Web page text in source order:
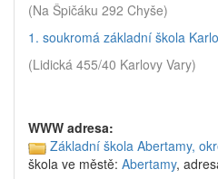
(Na Špičáku 292 Chyše)
1. soukromá základní škola
(Lidická 455/40 Karlovy Vary)
WWW adresa:
Základní škola Abertamy,
škola ve městě: Abertamy,